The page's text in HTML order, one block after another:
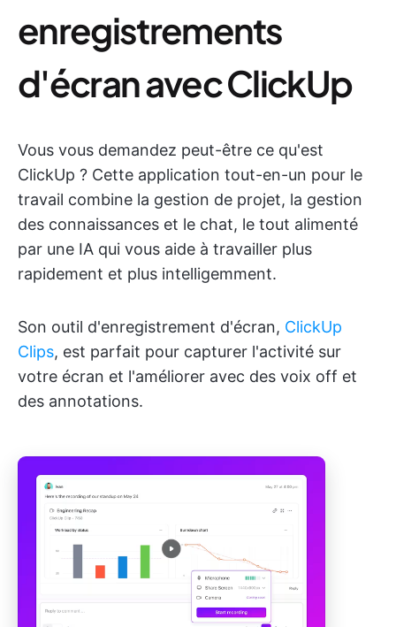
enregistrements
d'écran avec ClickUp
Vous vous demandez peut-être ce qu'est
ClickUp ? Cette application tout-en-un pour le
travail combine la gestion de projet, la gestion
des connaissances et le chat, le tout alimenté
par une IA qui vous aide à travailler plus
rapidement et plus intelligemment.
Son outil d'enregistrement d'écran, ClickUp
Clips, est parfait pour capturer l'activité sur
votre écran et l'améliorer avec des voix off et
des annotations.